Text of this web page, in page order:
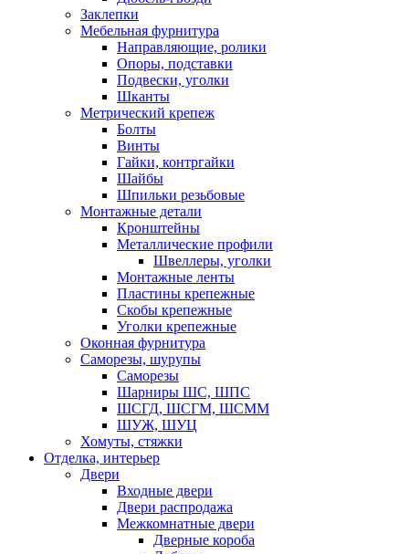
Заклепки
Мебельная фурнитура
Направляющие, ролики
Опоры, подставки
Подвески, уголки
Шканты
Метрический крепеж
Болты
Винты
Гайки, контргайки
Шайбы
Шпильки резьбовые
Монтажные детали
Кронштейны
Металлические профили
Швеллеры, уголки
Монтажные ленты
Пластины крепежные
Скобы крепежные
Уголки крепежные
Оконная фурнитура
Саморезы, шурупы
Саморезы
Шарниры ШС, ШПС
ШСГД, ШСГМ, ШСММ
ШУЖ, ШУЦ
Хомуты, стяжки
Отделка, интерьер
Двери
Входные двери
Двери распродажа
Межкомнатные двери
Дверные короба